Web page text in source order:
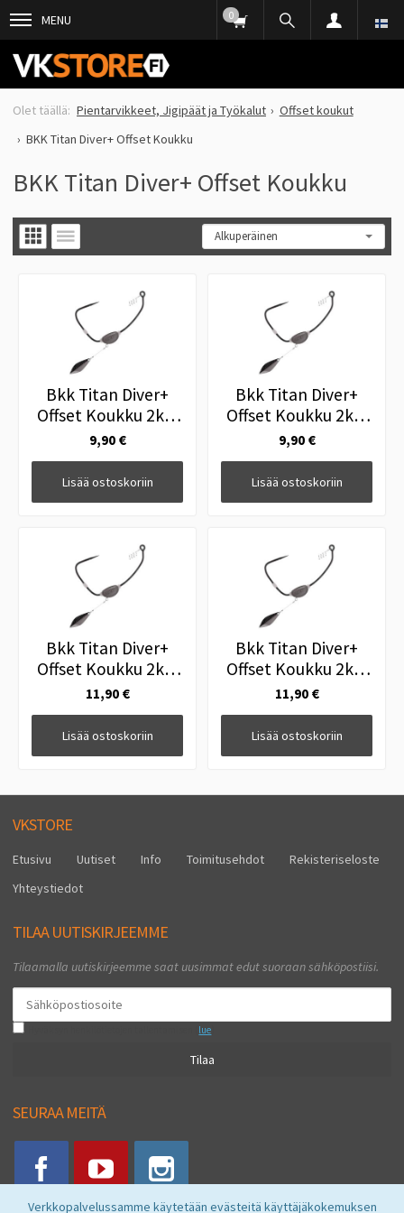
Verkkopalvelussamme käytetään evästeitä käyttäjäkokemuksen
MENU 0
Pientarvikkeet, Jigipäät ja Työkalut
Offset koukut
BKK Titan Diver+ Offset Koukku
BKK Titan Diver+ Offset Koukku
Bkk Titan Diver+
Offset Koukku 2kpl
6/0
9,90 €
Lisää ostoskoriin
Bkk Titan Diver+
Offset Koukku 2kpl
8/0
9,90 €
Lisää ostoskoriin
Bkk Titan Diver+
Offset Koukku 2kpl
16/0
11,90 €
Lisää ostoskoriin
Bkk Titan Diver+
Offset Koukku 2kpl
18/0
11,90 €
Lisää ostoskoriin
VKSTORE
Etusivu Uutiset Info Toimitusehdot
Rekisteriseloste
Yhteystiedot
TILAA UUTISKIRJEEMME
Tilaamalla uutiskirjeemme saat uusimmat edut suoraan sähköpostiisi.
lue
Tilaa
SEURAA MEITÄ